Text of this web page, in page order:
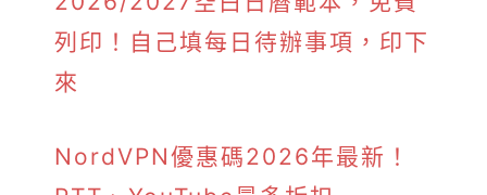
列印！自己填每日待辦事項，印下
來
NordVPN優惠碼2026年最新！